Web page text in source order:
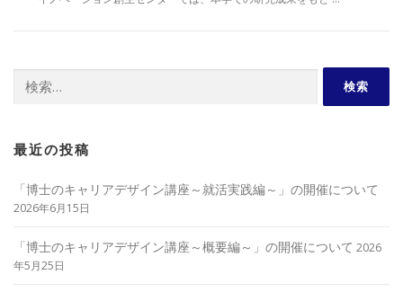
索:
最近の投稿
「博士のキャリアデザイン講座～就活実践編～」の開催について
2026年6月15日
「博士のキャリアデザイン講座～概要編～」の開催について 2026
年5月25日